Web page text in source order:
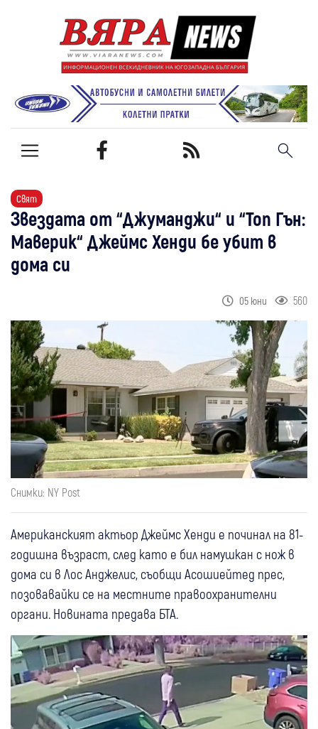
Свят
Звездата от “Джуманджи“ и “Топ Гън:
Маверик“ Джеймс Хенди бе убит в
дома си
05 юни 560
Снимки: NY Post
Американският актьор Джеймс Хенди е починал на 81-
годишна възраст, след като е бил намушкан с нож в
дома си в Лос Анджелис, съобщи Асошиейтед прес,
позовавайки се на местните правоохранителни
органи. Новината предава БТА.